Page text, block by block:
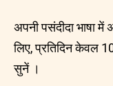
अपनी पसंदीदा भाषा
लिए, प्रतिदिन केवल
सुनें ।